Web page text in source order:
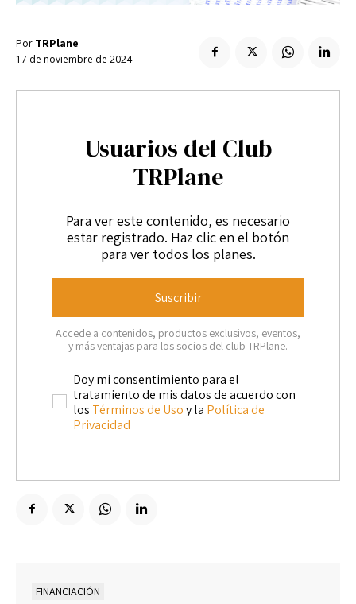
Registro / Entrar
Privacidad Aviso Legal Política de cookies
Contacto
Por TRPlane
17 de noviembre de 2024
Usuarios del Club
TRPlane
Para ver este contenido, es necesario
estar registrado. Haz clic en el botón
para ver todos los planes.
Suscribir
Accede a contenidos, productos exclusivos, eventos,
y más ventajas para los socios del club TRPlane.
Doy mi consentimiento para el
tratamiento de mis datos de acuerdo con
los Términos de Usoy la Política de
Privacidad
FINANCIACIÓN